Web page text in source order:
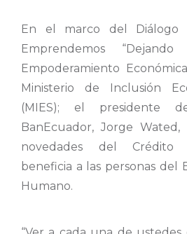
En el marco del Diálogo
Emprendemos
Empoderamiento
Ministerio de Inclusión
(MIES); el presidente
BanEcuador, Jorge
novedades del Crédito
beneficia a las personas del
Humano.